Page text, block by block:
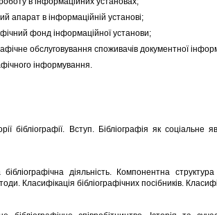
в інформаційній установі;
фонд інформаційної установи;
обслуговування споживачів документної
інформування.
бібліографії. Вступ. Бібліографія як
діяльність. Компонентна
Класифікація бібліографічних посібників.